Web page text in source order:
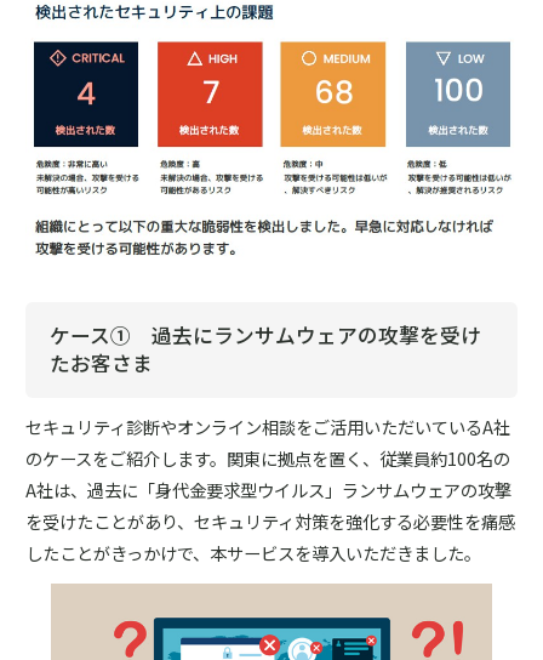
ケース① 過去にランサムウェアの攻撃を受け
たお客さま
セキュリティ診断やオンライン相談をご活用いただいているA社
のケースをご紹介します。関東に拠点を置く、従業員約100名の
A社は、過去に「身代金要求型ウイルス」ランサムウェアの攻撃
を受けたことがあり、セキュリティ対策を強化する必要性を痛感
したことがきっかけで、本サービスを導入いただきました。